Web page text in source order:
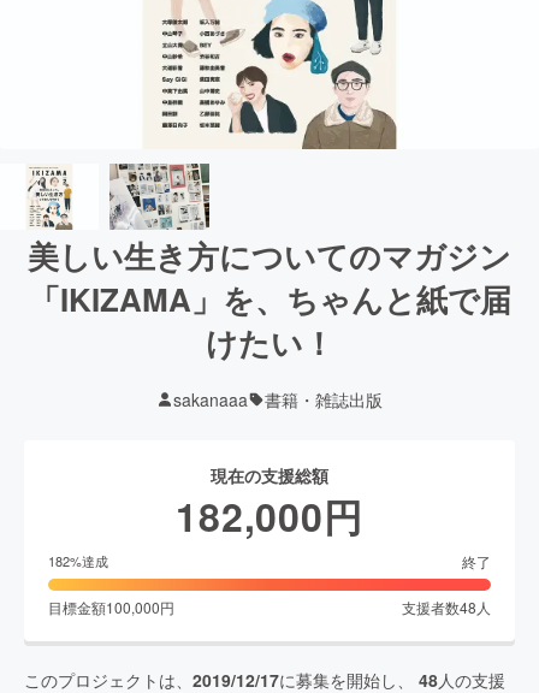
美しい生き方についてのマガジン
「IKIZAMA」を、ちゃんと紙で届
けたい！
sakanaaa 書籍・雑誌出版
現在の支援総額
182,000円
182%達成 終了
目標金額100,000円 支援者数48 人
このプロジェクトは、 2019/12/17に募集を開始し、 48人の支援